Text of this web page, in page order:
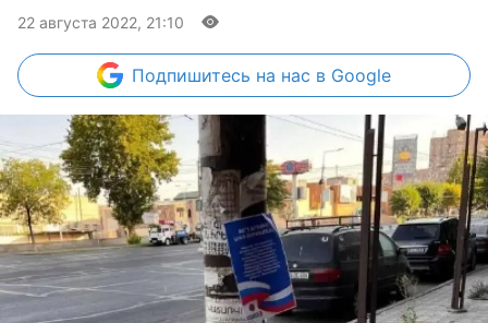
22 августа 2022, 21:10
Подпишитесь на нас в Google